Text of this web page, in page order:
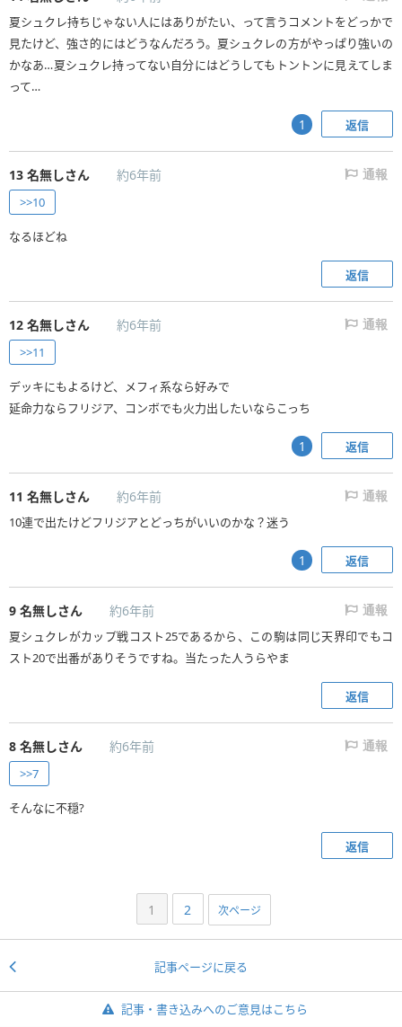
夏シュクレ持ちじゃない人にはありがたい、って言うコメントをどっかで
見たけど、強さ的にはどうなんだろう。夏シュクレの方がやっぱり強いの
かなあ…夏シュクレ持ってない自分にはどうしてもトントンに見えてしま
って…
返信
1
13 名無しさん 約6年前 通報
>>10
なるほどね
返信
12 名無しさん 約6年前 通報
>>11
デッキにもよるけど、メフィ系なら好みで
延命力ならフリジア、コンボでも火力出したいならこっち
返信
1
11 名無しさん 約6年前 通報
10連で出たけどフリジアとどっちがいいのかな？迷う
返信
1
9 名無しさん 約6年前 通報
夏シュクレがカップ戦コスト25であるから、この駒は同じ天界印でもコ
スト20で出番がありそうですね。当たった人うらやま
返信
8 名無しさん 約6年前 通報
>>7
そんなに不穏?
返信
1 2 次ページ
記事ページに戻る
記事・書き込みへのご意見はこちら